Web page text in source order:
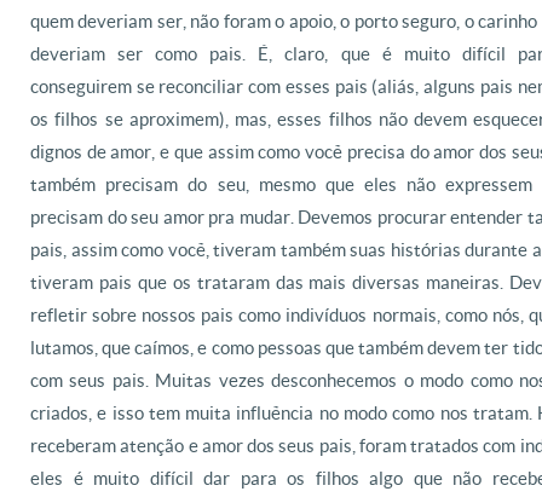
quem deveriam ser, não foram o apoio, o porto seguro, o
deveriam ser como pais. É, claro, que é muito difícil
conseguirem se reconciliar com esses pais (aliás, alguns pais
os filhos se aproximem), mas, esses filhos não devem
dignos de amor, e que assim como você precisa do amor dos
também precisam do seu, mesmo que eles não expressem
precisam do seu amor pra mudar. Devemos procurar entender
pais, assim como você, tiveram também suas histórias durante
tiveram pais que os trataram das mais diversas maneiras.
refletir sobre nossos pais como indivíduos normais, como nós,
lutamos, que caímos, e como pessoas que também devem ter
com seus pais. Muitas vezes desconhecemos o modo como
criados, e isso tem muita influência no modo como nos tratam.
receberam atenção e amor dos seus pais, foram tratados com
eles é muito difícil dar para os filhos algo que não